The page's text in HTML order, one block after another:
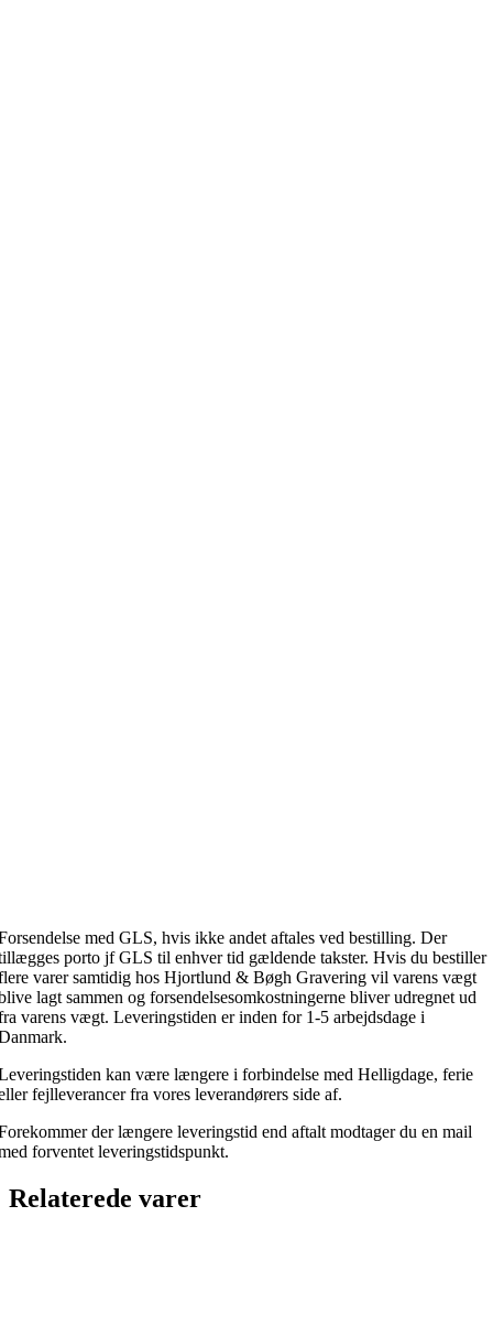
med GLS, hvis ikke andet aftales ved bestilling. Der
porto jf GLS til enhver tid gældende takster. Hvis du bestiller
varer samtidig hos Hjortlund & Bøgh Gravering vil varens vægt
lagt sammen og forsendelsesomkostningerne bliver udregnet ud
varens vægt. Leveringstiden er inden for 1-5 arbejdsdage i
kan være længere i forbindelse med Helligdage, ferie
fejlleverancer fra vores leverandørers side af.
der længere leveringstid end aftalt modtager du en mail
forventet leveringstidspunkt.
Relaterede varer